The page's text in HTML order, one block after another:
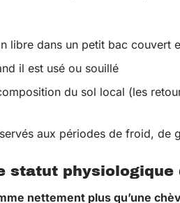
libre dans un petit bac couvert
il est usé ou souillé
du sol local (les
aux périodes de froid, de
physiologique
nettement plus qu’une